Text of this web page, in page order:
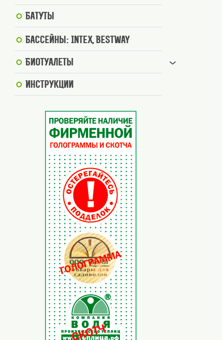
Батуты
Бассейны: Intex, BestWay
Биотуалеты
Инструкции